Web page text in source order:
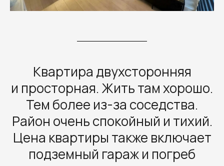
Квартира двухсторонняя
и просторная. Жить там хорошо.
Тем более из-за соседства.
Район очень спокойный и тихий.
Цена квартиры также включает
подземный гараж и погреб